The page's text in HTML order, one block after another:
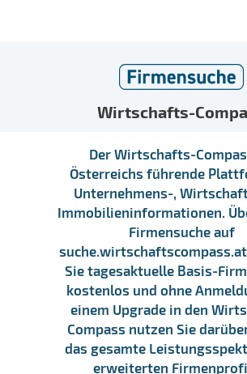
Wirtschafts-
Der Wirtschafts-
Österreichs führende
Unternehmens-,
Immobilieninformationen.
Firmensuche auf
Sie tagesaktuelle Basis-
kostenlos und ohne
einem Upgrade in den
Compass nutzen Sie
das gesamte
erweiterten